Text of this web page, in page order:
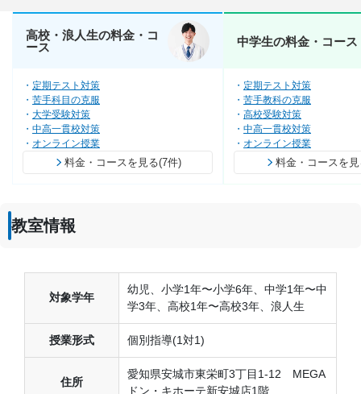
高校・浪人生の料金・コ
ース
定期テスト対策
苦手科目の克服
大学受験対策
中高一貫校対策
オンライン授業
料金・コースを見る(7件)
中学生の料金・コース
定期テスト対策
苦手教科の克服
高校受験対策
中高一貫校対策
オンライン授業
料金・コースを
教室情報
対象学年
幼児、小学1年〜小学6年、中学1年〜中
学3年、高校1年〜高校3年、浪人生
授業形式 個別指導(1対1)
住所
愛知県安城市東栄町3丁目1-12 MEGA
ドン・キホーテ新安城店1階